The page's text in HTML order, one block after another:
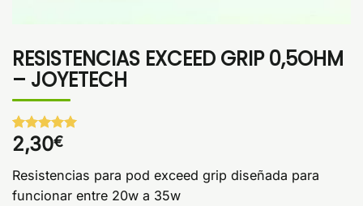
RESISTENCIAS EXCEED GRIP 0,5OHM
– JOYETECH
Valorado
con5 de 5
1
valoración
de un
2,30€
Resistencias para pod exceed grip diseñada para
funcionar entre 20w a 35w